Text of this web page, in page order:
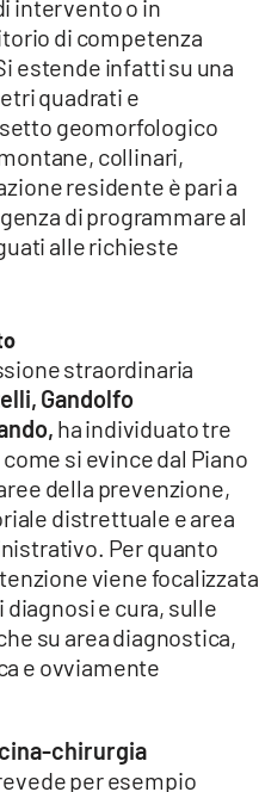
intervento o in
di competenza
estende infatti su una
quadrati e
geomorfologico
collinari,
residente è pari a
di programmare al
alle richieste
straordinaria
Gandolfo
ha individuato tre
si evince dal Piano
della prevenzione,
distrettuale e area
Per quanto
viene focalizzata
e cura, sulle
su area diagnostica,
e ovviamente
chirurgia
per esempio